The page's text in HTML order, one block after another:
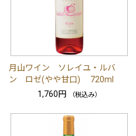
月山ワイン ソレイユ・ルバ
ン ロゼ(やや甘口) 720ml
1,760円
（税込み）